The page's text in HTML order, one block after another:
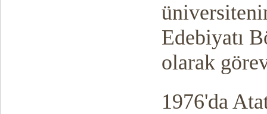
Edebiyatı
olarak
1976'da